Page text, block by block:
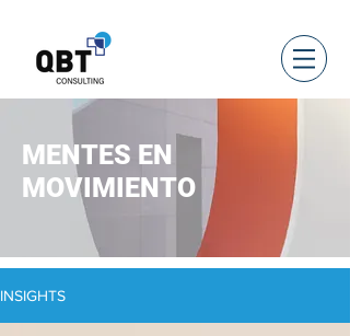
MENTES EN
MOVIMIENTO
INSIGHTS